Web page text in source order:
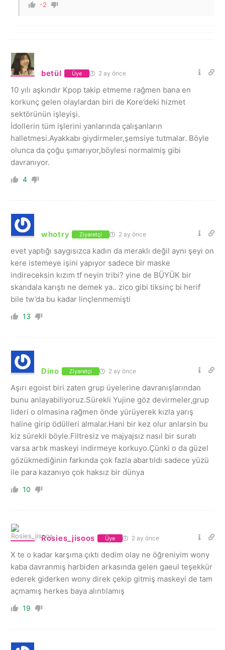
-2
betül Üye 2 ay önce
10 yılı aşkındır Kpop takip etmeme rağmen bana en
korkunç gelen olaylardan biri de Kore’deki hizmet
sektörünün işleyişi.
İdollerin tüm işlerini yanlarında çalışanların
halletmesi.Ayakkabı giydirmeler,şemsiye tutmalar. Böyle
olunca da çoğu şımarıyor,böylesi normalmiş gibi
davranıyor.
4
whotry Ziyaretçi 2 ay önce
evet yaptığı saygısızca kadın da meraklı değil aynı şeyi on
kere istemeye işini yapıyor sadece bir maske
indireceksin kızım tf neyin tribi? yine de BÜYÜK bir
skandala karıştı ne demek ya.. zico gibi tiksinç bi herif
bile tw’da bu kadar linçlenmemişti
13
Dino Ziyaretçi 2 ay önce
Aşırı egoist biri zaten grup üyelerine davranışlarından
bunu anlayabiliyoruz.Sürekli Yujine göz devirmeler,grup
lideri o olmasina rağmen önde yürüyerek kızla yarış
haline girip ödülleri almalar.Hani bir kez olur anlarsin bu
kiz sürekli böyle.Filtresiz ve majyajsız nasıl bir suratı
varsa artık maskeyi indirmeye korkuyo.Çünki o da güzel
gözükmediğinin farkında çok fazla abartıldı sadece yüzü
ile para kazanıyo çok haksız bir dünya
10
Rosies_jisoos Üye 2 ay önce
X te o kadar karşıma çıktı dedim olay ne öğreniyim wony
kaba davranmış harbiden arkasında gelen gaeul teşekkür
ederek giderken wony direk çekip gitmiş maskeyi de tam
açmamış herkes baya alıntılamış
19